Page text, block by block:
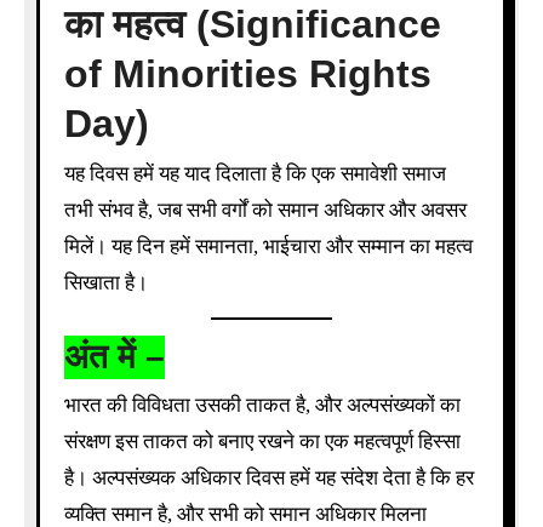
का महत्व (Significance
of Minorities Rights
Day)
यह दिवस हमें यह याद दिलाता है कि एक समावेशी समाज
तभी संभव है, जब सभी वर्गों को समान अधिकार और अवसर
मिलें। यह दिन हमें समानता, भाईचारा और सम्मान का महत्व
सिखाता है।
अंत में –
भारत की विविधता उसकी ताकत है, और अल्पसंख्यकों का
संरक्षण इस ताकत को बनाए रखने का एक महत्वपूर्ण हिस्सा
है। अल्पसंख्यक अधिकार दिवस हमें यह संदेश देता है कि हर
व्यक्ति समान है, और सभी को समान अधिकार मिलना